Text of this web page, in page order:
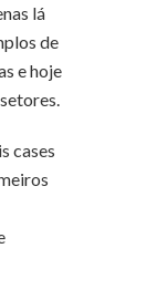
lá
de
e hoje
cases